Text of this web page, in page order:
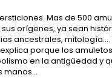
Mas de 500
orígenes, ya sean
ancestrales, mitología....
porque los
en la antigüedad y
manos...